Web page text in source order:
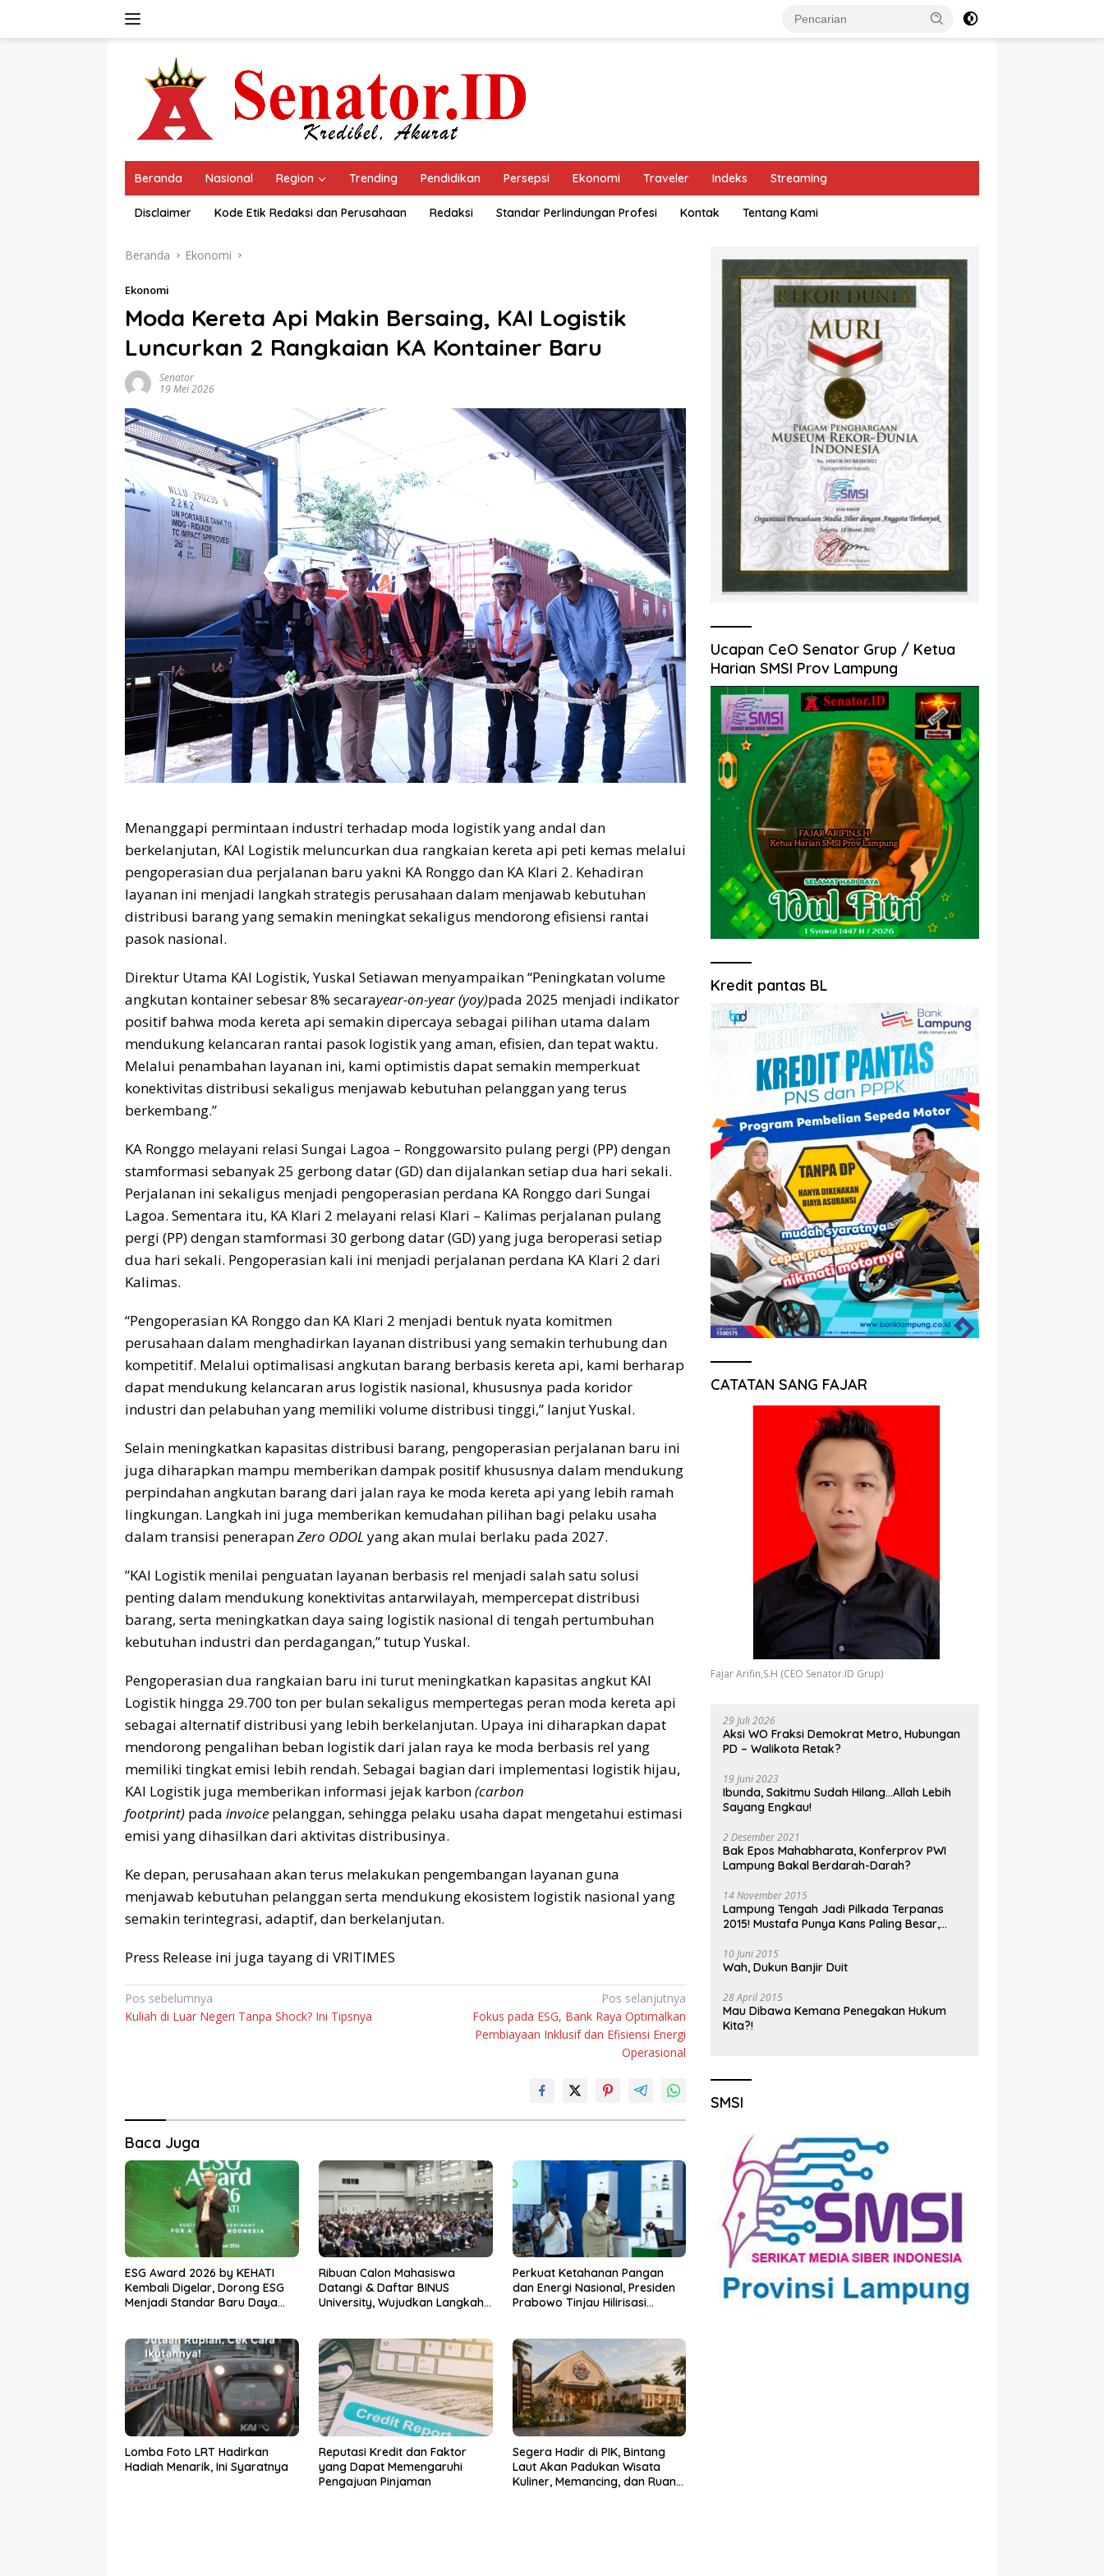
Beranda Nasional Region Trending Pendidikan Persepsi Ekonomi Traveler Indeks Streaming
Disclaimer Kode Etik Redaksi dan Perusahaan Redaksi Standar Perlindungan Profesi Kontak Tentang Kami
Beranda Ekonomi
Ekonomi
Moda Kereta Api Makin Bersaing, KAI Logistik
Luncurkan 2 Rangkaian KA Kontainer Baru
Senator
19 Mei 2026
Menanggapi permintaan industri terhadap moda logistik yang andal dan
berkelanjutan, KAI Logistik meluncurkan dua rangkaian kereta api peti kemas melalui
pengoperasian dua perjalanan baru yakni KA Ronggo dan KA Klari 2. Kehadiran
layanan ini menjadi langkah strategis perusahaan dalam menjawab kebutuhan
distribusi barang yang semakin meningkat sekaligus mendorong efisiensi rantai
pasok nasional.
Direktur Utama KAI Logistik, Yuskal Setiawan menyampaikan “Peningkatan volume
angkutan kontainer sebesar 8% secarayear-on-year (yoy)pada 2025 menjadi indikator
positif bahwa moda kereta api semakin dipercaya sebagai pilihan utama dalam
mendukung kelancaran rantai pasok logistik yang aman, efisien, dan tepat waktu.
Melalui penambahan layanan ini, kami optimistis dapat semakin memperkuat
konektivitas distribusi sekaligus menjawab kebutuhan pelanggan yang terus
berkembang.”
KA Ronggo melayani relasi Sungai Lagoa – Ronggowarsito pulang pergi (PP) dengan
stamformasi sebanyak 25 gerbong datar (GD) dan dijalankan setiap dua hari sekali.
Perjalanan ini sekaligus menjadi pengoperasian perdana KA Ronggo dari Sungai
Lagoa. Sementara itu, KA Klari 2 melayani relasi Klari – Kalimas perjalanan pulang
pergi (PP) dengan stamformasi 30 gerbong datar (GD) yang juga beroperasi setiap
dua hari sekali. Pengoperasian kali ini menjadi perjalanan perdana KA Klari 2 dari
Kalimas.
“Pengoperasian KA Ronggo dan KA Klari 2 menjadi bentuk nyata komitmen
perusahaan dalam menghadirkan layanan distribusi yang semakin terhubung dan
kompetitif. Melalui optimalisasi angkutan barang berbasis kereta api, kami berharap
dapat mendukung kelancaran arus logistik nasional, khususnya pada koridor
industri dan pelabuhan yang memiliki volume distribusi tinggi,” lanjut Yuskal.
Selain meningkatkan kapasitas distribusi barang, pengoperasian perjalanan baru ini
juga diharapkan mampu memberikan dampak positif khususnya dalam mendukung
perpindahan angkutan barang dari jalan raya ke moda kereta api yang lebih ramah
lingkungan. Langkah ini juga memberikan kemudahan pilihan bagi pelaku usaha
dalam transisi penerapanZero ODOL yang akan mulai berlaku pada 2027.
”KAI Logistik menilai penguatan layanan berbasis rel menjadi salah satu solusi
penting dalam mendukung konektivitas antarwilayah, mempercepat distribusi
barang, serta meningkatkan daya saing logistik nasional di tengah pertumbuhan
kebutuhan industri dan perdagangan,” tutup Yuskal.
Pengoperasian dua rangkaian baru ini turut meningkatkan kapasitas angkut KAI
Logistik hingga 29.700 ton per bulan sekaligus mempertegas peran moda kereta api
sebagai alternatif distribusi yang lebih berkelanjutan. Upaya ini diharapkan dapat
mendorong pengalihan beban logistik dari jalan raya ke moda berbasis rel yang
memiliki tingkat emisi lebih rendah. Sebagai bagian dari implementasi logistik hijau,
KAI Logistik juga memberikan informasi jejak karbon(carbon
footprint) pada invoice pelanggan, sehingga pelaku usaha dapat mengetahui estimasi
emisi yang dihasilkan dari aktivitas distribusinya.
Ke depan, perusahaan akan terus melakukan pengembangan layanan guna
menjawab kebutuhan pelanggan serta mendukung ekosistem logistik nasional yang
semakin terintegrasi, adaptif, dan berkelanjutan.
Press Release ini juga tayang di VRITIMES
Navigasi
pos
Pos sebelumnya
Kuliah di Luar Negeri Tanpa Shock? Ini Tipsnya
Pos selanjutnya
Fokus pada ESG, Bank Raya Optimalkan
Pembiayaan Inklusif dan Efisiensi Energi
Operasional
Baca Juga
ESG Award 2026 by KEHATI
Kembali Digelar, Dorong ESG
Menjadi Standar Baru Daya
Ribuan Calon Mahasiswa
Datangi & Daftar BINUS
University, Wujudkan Langkah
Perkuat Ketahanan Pangan
dan Energi Nasional, Presiden
Prabowo Tinjau Hilirisasi
Nusantara
Lomba Foto LRT Hadirkan
Hadiah Menarik, Ini Syaratnya
Reputasi Kredit dan Faktor
yang Dapat Memengaruhi
Pengajuan Pinjaman
Segera Hadir di PIK, Bintang
Laut Akan Padukan Wisata
Kuliner, Memancing, dan Ruang
Ucapan CeO Senator Grup / Ketua
Harian SMSI Prov Lampung
Kredit pantas BL
CATATAN SANG FAJAR
Fajar Arifin,S.H (CEO Senator.ID Grup)
29 Juli 2026
Aksi WO Fraksi Demokrat Metro, Hubungan
PD – Walikota Retak?
19 Juni 2023
Ibunda, Sakitmu Sudah Hilang…Allah Lebih
Sayang Engkau!
2 Desember 2021
Bak Epos Mahabharata, Konferprov PWI
Lampung Bakal Berdarah-Darah?
14 November 2015
Lampung Tengah Jadi Pilkada Terpanas
2015! Mustafa Punya Kans Paling Besar,
10 Juni 2015
Wah, Dukun Banjir Duit
28 April 2015
Mau Dibawa Kemana Penegakan Hukum
Kita?!
SMSI